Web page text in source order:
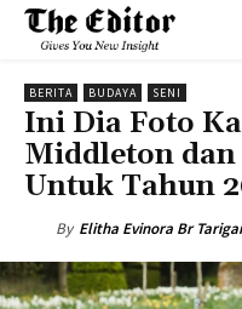
BERITA BUDAYA SENI
Ini Dia Foto
Middleton
Untuk Tahun
By Elitha Evinora Br